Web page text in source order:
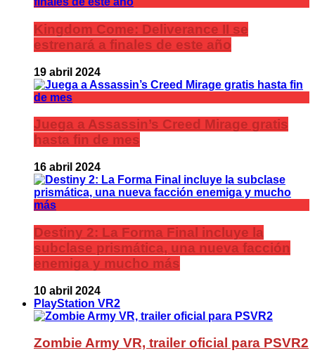
Kingdom Come: Deliverance II se
estrenará a finales de este año
19 abril 2024
Juega a Assassin’s Creed Mirage gratis
hasta fin de mes
16 abril 2024
Destiny 2: La Forma Final incluye la
subclase prismática, una nueva facción
enemiga y mucho más
10 abril 2024
PlayStation VR2
Zombie Army VR, trailer oficial para PSVR2